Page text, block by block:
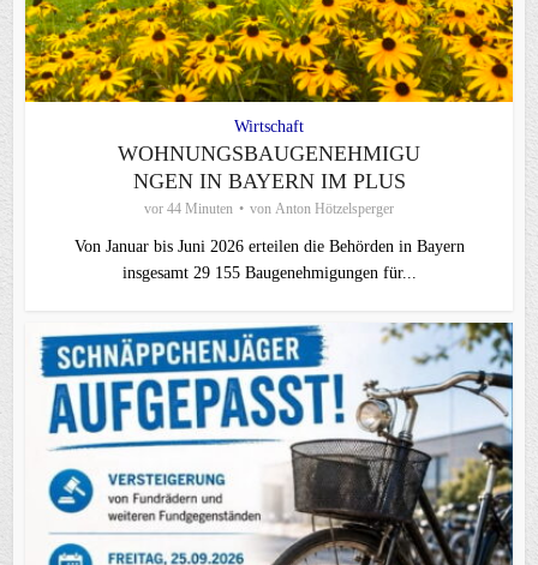
Wirtschaft
WOHNUNGSBAUGENEHMIGU
NGEN IN BAYERN IM PLUS
vor 44 Minuten von Anton Hötzelsperger
Von Januar bis Juni 2026 erteilen die Behörden in Bayern
insgesamt 29 155 Baugenehmigungen für...